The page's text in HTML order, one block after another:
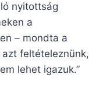
nyitottság
a
– mondta a
azt feltételeznünk,
lehet igazuk.”